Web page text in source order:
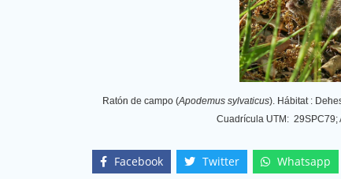
Ratón de campo (Apodemus sylvaticus). Hábitat :
Cuadrícula UTM:
Facebook Twitter Whatsapp